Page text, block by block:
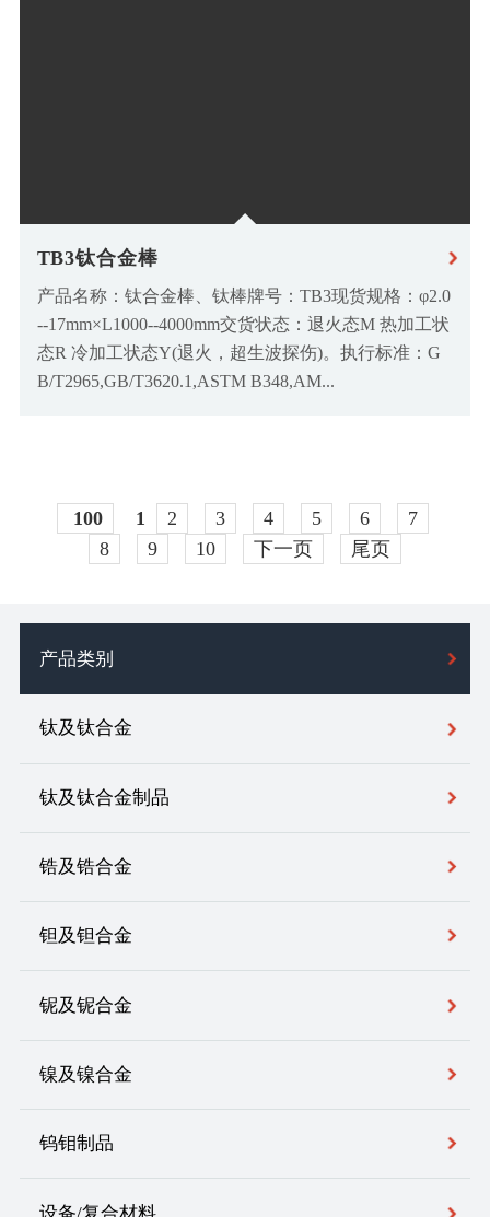
TB3钛合金棒
产品名称：钛合金棒、钛棒牌号：TB3现货规格：φ2.0
--17mm×L1000--4000mm交货状态：退火态M 热加工状
态R 冷加工状态Y(退火，超生波探伤)。执行标准：G
B/T2965,GB/T3620.1,ASTM B348,AM...
100 1 2 3 4 5 6
7
8
9 10 下一页 尾页
产品类别
钛及钛合金
钛及钛合金制品
锆及锆合金
钽及钽合金
铌及铌合金
镍及镍合金
钨钼制品
设备/复合材料